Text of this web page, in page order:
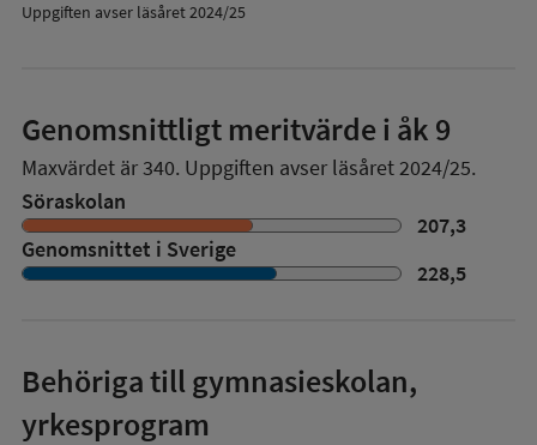
Uppgiften avser läsåret 2024/25
Genomsnittligt meritvärde i åk 9
Maxvärdet är 340. Uppgiften avser läsåret 2024/25.
Söraskolan
207,3
Genomsnittet i Sverige
228,5
Behöriga till gymnasieskolan,
yrkesprogram